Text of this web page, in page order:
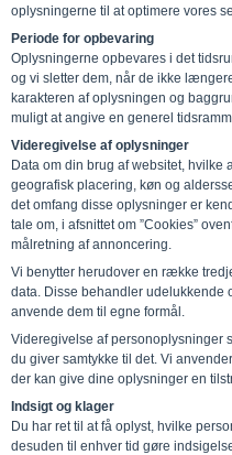
oplysningerne til at optimere vores
Periode for opbevaring
Oplysningerne opbevares i det
og vi sletter dem, når de ikke
karakteren af oplysningen og
muligt at angive en generel
Videregivelse af oplysninger
Data om din brug af websitet, hvilke
geografisk placering, køn og
det omfang disse oplysninger er
tale om, i afsnittet om ”Cookies”
målretning af annoncering.
Vi benytter herudover en række
data. Disse behandler udelukkende
anvende dem til egne formål.
Videregivelse af personoplysninger
du giver samtykke til det. Vi
der kan give dine oplysninger en
Indsigt og klager
Du har ret til at få oplyst, hvilke
desuden til enhver tid gøre